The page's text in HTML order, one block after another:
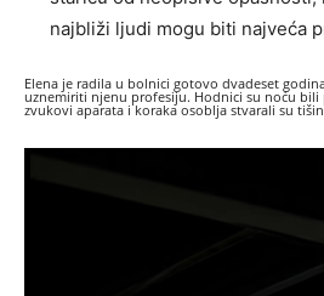
najbliži ljudi mogu biti najveća
Elena je radila u bolnici gotovo dvadeset
uznemiriti njenu profesiju. Hodnici su noću bili
zvukovi aparata i koraka osoblja stvarali su